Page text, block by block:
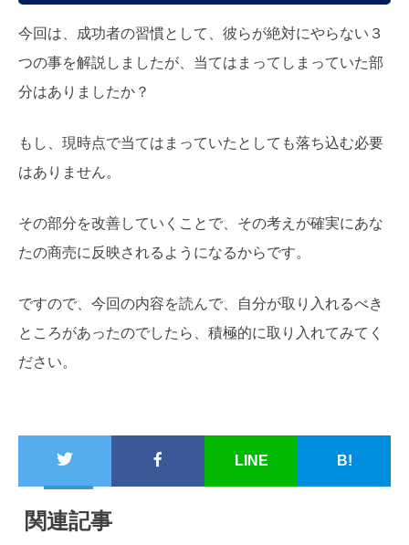
今回は、成功者の習慣として、彼らが絶対にやらない３
つの事を解説しましたが、当てはまってしまっていた部
分はありましたか？
もし、現時点で当てはまっていたとしても落ち込む必要
はありません。
その部分を改善していくことで、その考えが確実にあな
たの商売に反映されるようになるからです。
ですので、今回の内容を読んで、自分が取り入れるべき
ところがあったのでしたら、積極的に取り入れてみてく
ださい。
LINE B!
関連記事